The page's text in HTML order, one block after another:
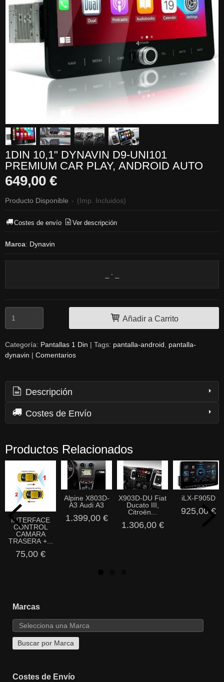
Marcas
Costes de Envío
1DIN 10,1" DYNAVIN D9-UNI101
PREMIUM CAR PLAY, ANDROID AUTO
649,00 €
Producto Disponible - (Imp. Incluidos)
Costes de envío Ver descripción
Marca: Dynavin
Añadir a Carrito
Categoría: Pantallas 1 Din | Tags: pantalla-android
pantalla-
dynavin | Comentarios
Descripción
Costes de Envío
Productos Relacionados
INTERFACE
CONTROL
CAMARA
TRASERA +...
75,00 €
Alpine X803D-
A3 Audi A3
1.399,00 €
X903D-DU Fiat
Ducato III,
Citroën...
1.306,00 €
iLX-F905D
925,00 €